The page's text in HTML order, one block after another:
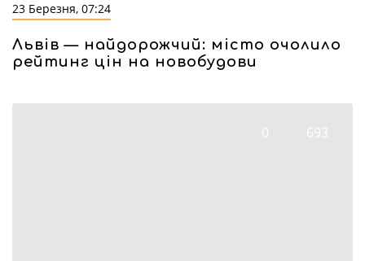
23 Березня, 07:24
Львів — найдорожчий: місто очолило
рейтинг цін на новобудови
0 693